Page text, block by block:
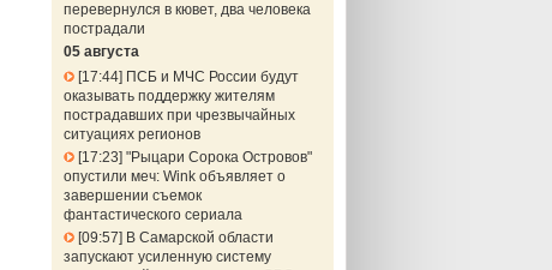
перевернулся в кювет, два человека
пострадали
05 августа
17:44 ПСБ и МЧС России будут
оказывать поддержку жителям
пострадавших при чрезвычайных
ситуациях регионов
17:23 "Рыцари Сорока Островов"
опустили меч: Wink объявляет о
завершении съемок
фантастического сериала
09:57
В Самарской области
запускают усиленную систему